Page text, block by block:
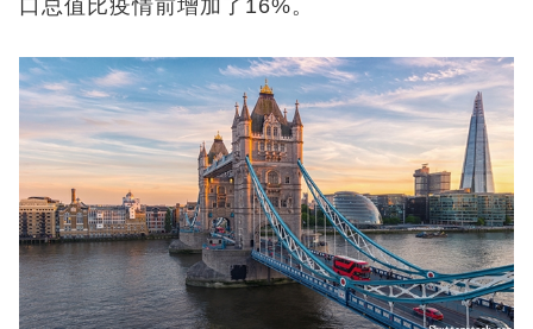
口总值比疫情前增加了16%。